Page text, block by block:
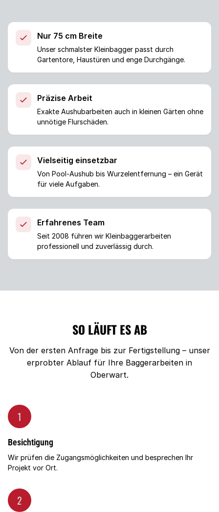
Nur 75 cm Breite
Unser schmalster Kleinbagger passt durch
Gartentore, Haustüren und enge Durchgänge.
Präzise Arbeit
Exakte Aushubarbeiten auch in kleinen Gärten ohne
unnötige Flurschäden.
Vielseitig einsetzbar
Von Pool-Aushub bis Wurzelentfernung – ein Gerät
für viele Aufgaben.
Erfahrenes Team
Seit 2008 führen wir Kleinbaggerarbeiten
professionell und zuverlässig durch.
SO LÄUFT ES AB
Von der ersten Anfrage bis zur Fertigstellung – unser
erprobter Ablauf für Ihre Baggerarbeiten in
Oberwart.
1
Besichtigung
Wir prüfen die Zugangsmöglichkeiten und besprechen Ihr
Projekt vor Ort.
2